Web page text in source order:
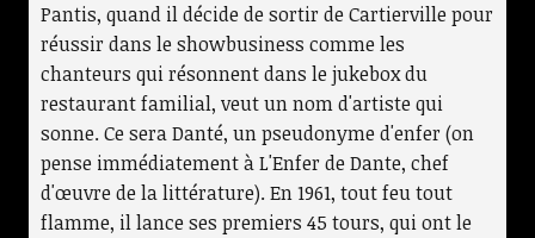
Pantis, quand il décide de sortir de Cartierville pour
réussir dans le showbusiness comme les
chanteurs qui résonnent dans le jukebox du
restaurant familial, veut un nom d'artiste qui
sonne. Ce sera Danté, un pseudonyme d'enfer (on
pense immédiatement à L'Enfer de Dante, chef
d'œuvre de la littérature). En 1961, tout feu tout
flamme, il lance ses premiers 45 tours, qui ont le